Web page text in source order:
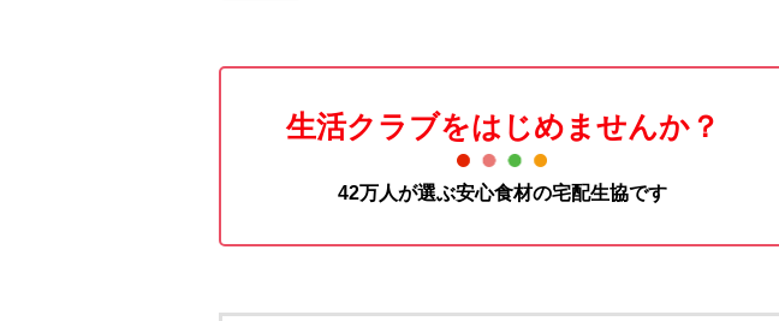
生活クラブをはじめませんか？
42万人が選ぶ安心食材の宅配生協です